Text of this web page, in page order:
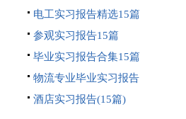
电工实习报告精选15篇
参观实习报告15篇
毕业实习报告合集15篇
物流专业毕业实习报告
酒店实习报告(15篇)